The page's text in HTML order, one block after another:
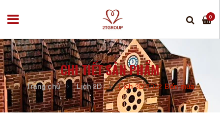
0
CHI TIẾT SẢN PHẨM
Trang chủ Lịch 3D Lịch 3D 2022 Bốn mùa